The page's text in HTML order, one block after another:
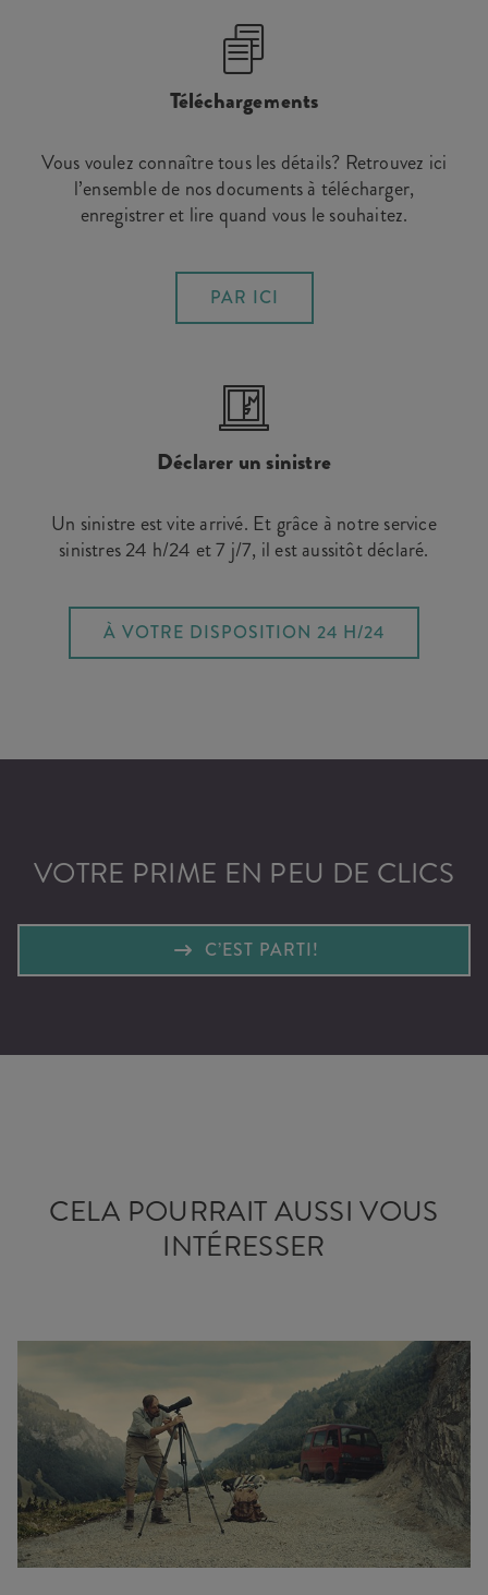
Téléchargements
Vous voulez connaître tous les détails? Retrouvez ici
l’ensemble de nos documents à télécharger,
enregistrer et lire quand vous le souhaitez.
PAR ICI
Déclarer un sinistre
Un sinistre est vite arrivé. Et grâce à notre service
sinistres 24 h/24 et 7 j/7, il est aussitôt déclaré.
À VOTRE DISPOSITION 24 H/24
VOTRE PRIME EN PEU DE CLICS
C’EST PARTI!
CELA POURRAIT AUSSI VOUS
INTÉRESSER